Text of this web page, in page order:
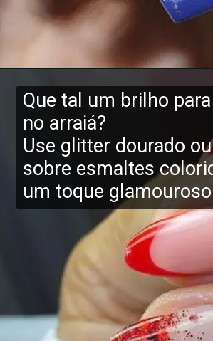
Que tal um brilho
no arraiá?
Use glitter dourado
sobre esmaltes
um toque